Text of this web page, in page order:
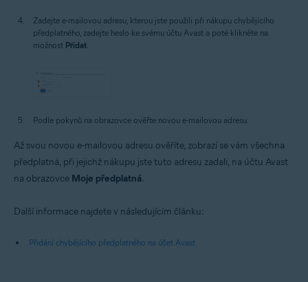
Zadejte e-mailovou adresu, kterou jste použili při nákupu chybějícího
předplatného, zadejte heslo ke svému účtu Avast a poté klikněte na
možnost Přidat
Podle pokynů na obrazovce ověřte novou e-mailovou adresu.
Až svou novou e-mailovou adresu ověříte, zobrazí se vám všechna
předplatná, při jejichž nákupu jste tuto adresu zadali, na účtu Avast
na obrazovce Moje předplatná.
Další informace najdete v následujícím článku:
Přidání chybějícího předplatného na účet Avast